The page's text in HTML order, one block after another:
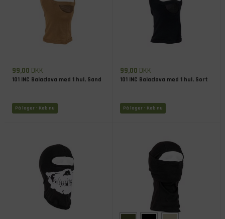
99,00 DKK
101 INC Balaclava med 1 hul, Sand
På lager - Køb nu
99,00 DKK
101 INC Balaclava med 1 hul, Sort
På lager - Køb nu